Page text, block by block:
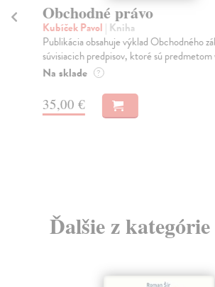
Obchodné právo
Kubíček Pavol | Kniha
Publikácia obsahuje výklad Obchodného
súvisiacich predpisov, ktoré sú predmetom
Na sklade ?
35,00 €
Ďalšie z